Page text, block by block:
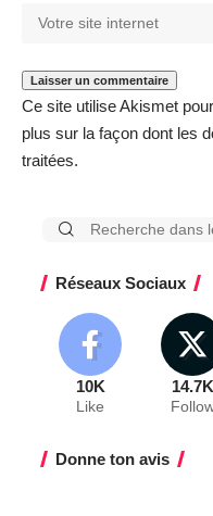
Ce site utilise Akismet
plus sur la façon dont les
traitées.
Réseaux Sociaux
10K
Like
14.7K
Donne ton avis